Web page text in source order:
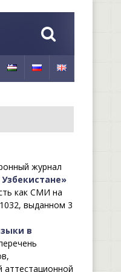
журнал
как СМИ на
выданном 3
в